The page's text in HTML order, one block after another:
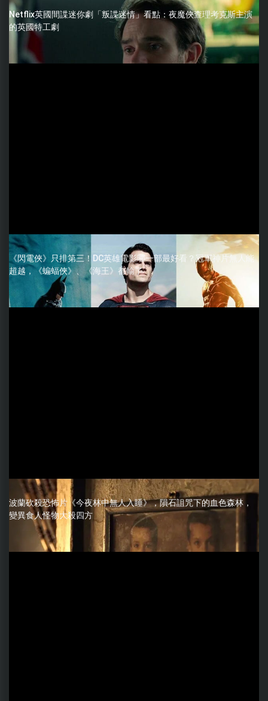
Netflix英國間諜迷你劇「叛諜迷情」看點：夜魔俠查理考克斯主演
的英國特工劇
《閃電俠》只排第三！DC英雄電影哪一部最好看？冠軍神片無人能
超越，《蝙蝠俠》、《海王》都輸了
波蘭砍殺恐怖片《今夜林中無人入睡》，隕石詛咒下的血色森林，
變異食人怪物大殺四方